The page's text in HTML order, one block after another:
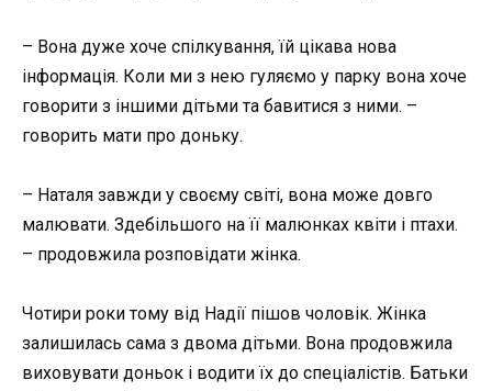
– Вона дуже хоче спілкування, їй цікава нова
інформація. Коли ми з нею гуляємо у парку вона хоче
говорити з іншими дітьми та бавитися з ними. –
говорить мати про доньку.
– Наталя завжди у своєму світі, вона може довго
малювати. Здебільшого на її малюнках квіти і птахи.
– продовжила розповідати жінка.
Чотири роки тому від Надії пішов чоловік. Жінка
залишилась сама з двома дітьми. Вона продовжила
виховувати доньок і водити їх до спеціалістів. Батьки